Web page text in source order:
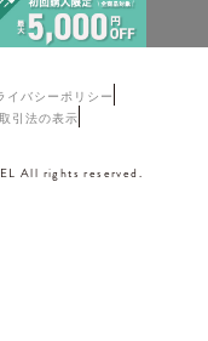
イバシーポリシー
引法の表示
All rights reserved.